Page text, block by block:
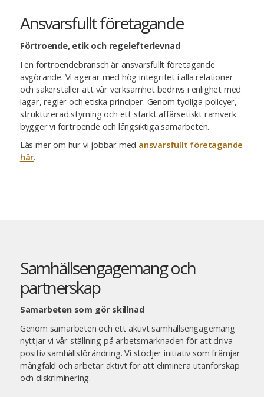
Ansvarsfullt företagande
Förtroende, etik och regelefterlevnad
I en förtroendebransch är ansvarsfullt företagande
avgörande. Vi agerar med hög integritet i alla relationer
och säkerställer att vår verksamhet bedrivs i enlighet med
lagar, regler och etiska principer. Genom tydliga policyer,
strukturerad styrning och ett starkt affärsetiskt ramverk
bygger vi förtroende och långsiktiga samarbeten.
Läs mer om hur vi jobbar med ansvarsfullt företagande
här.
Samhällsengagemang och
partnerskap
Samarbeten som gör skillnad
Genom samarbeten och ett aktivt samhällsengagemang
nyttjar vi vår ställning på arbetsmarknaden för att driva
positiv samhällsförändring. Vi stödjer initiativ som främjar
mångfald och arbetar aktivt för att eliminera utanförskap
och diskriminering.